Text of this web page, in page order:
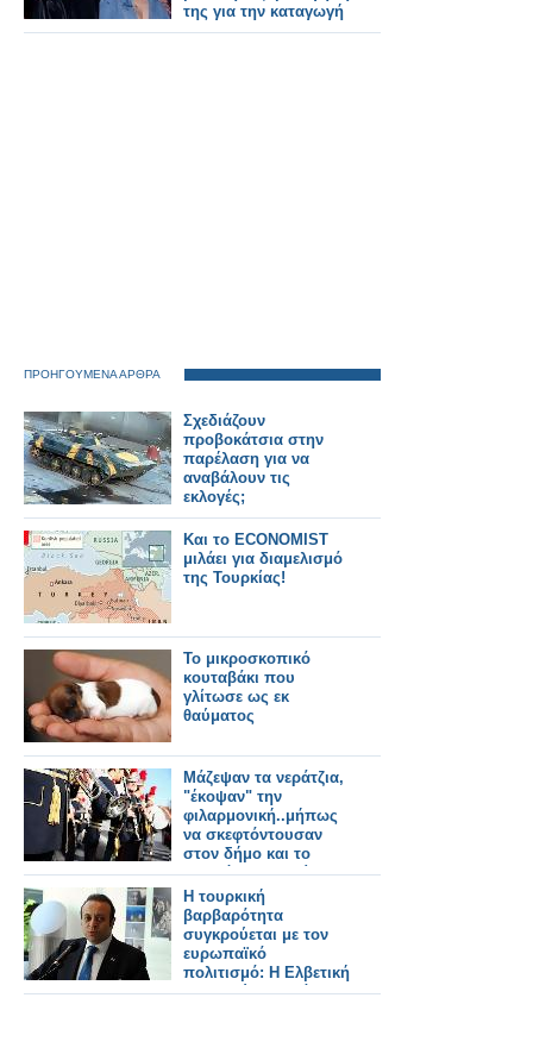
της για την καταγωγή
της
ΠΡΟΗΓΟΥΜΕΝΑ ΑΡΘΡΑ
Σχεδιάζουν
προβοκάτσια στην
παρέλαση για να
αναβάλουν τις
εκλογές;
Και τo ΕCONOMIST
μιλάει για διαμελισμό
της Τουρκίας!
Το μικροσκοπικό
κουταβάκι που
γλίτωσε ως εκ
θαύματος
Μάζεψαν τα νεράτζια,
"έκοψαν" την
φιλαρμονική..μήπως
να σκεφτόντουσαν
στον δήμο και το
ενδεχόμενο να γίνει η
παρέλαση μέσα στο
δημαρχείο για πιο
σίγουρα;
H τουρκική
βαρβαρότητα
συγκρούεται με τον
ευρωπαϊκό
πολιτισμό: Η Ελβετική
δικαιοσύνη εξετάζει